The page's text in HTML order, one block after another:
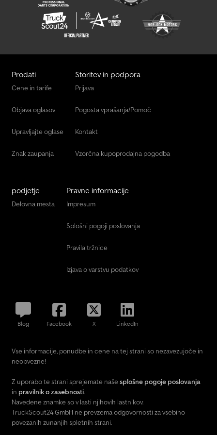
Prodati
Cene in tarife
Objava oglasov
Upravljajte oglase
Znak zaupanja
Storitev in podpora
Prijava
Pogosta vprašanja/Pomoč
Kontakt
Vzorčna kupoprodajna pogodba
podjetje
Delovna mesta
Pravne informacije
Impresum
Splošni pogoji poslovanja
Pravila tržnice
Izjava o varstvu podatkov
Blog Facebook X LinkedIn
Vse informacije, ponudbe in cene na tej strani so nezavezujoče in
neobvezne!
Z uporabo te strani sprejemate naše splošne pogoje poslovanja
in pravilnik o zasebnosti.
Navedene znamke so v lasti njihovih lastnikov.
TruckScout24 GmbH ne prevzema odgovornosti za vsebino
povezanih zunanjih spletnih strani.